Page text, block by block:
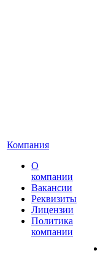
Компания
О
компании
Вакансии
Реквизиты
Лицензии
Политика
компании